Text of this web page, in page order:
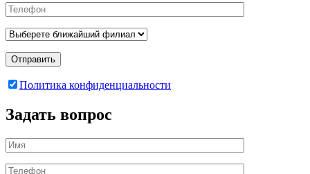
Отправить
Политика конфиденциальности
Задать вопрос